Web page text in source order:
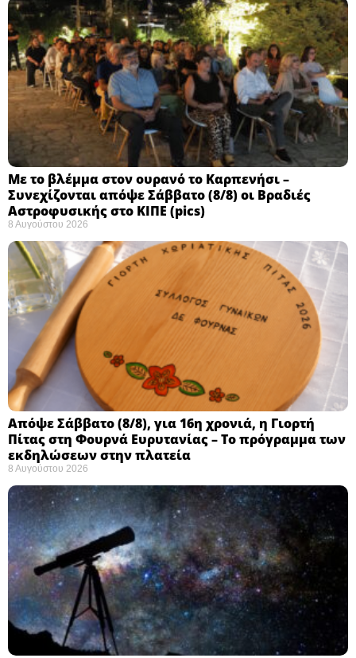
Με το βλέμμα στον ουρανό το Καρπενήσι –
Συνεχίζονται απόψε Σάββατο (8/8) οι Βραδιές
Αστροφυσικής στο ΚΙΠΕ (pics)
8 Αυγούστου 2026
Απόψε Σάββατο (8/8), για 16η χρονιά, η Γιορτή
Πίτας στη Φουρνά Ευρυτανίας – Το πρόγραμμα των
εκδηλώσεων στην πλατεία
8 Αυγούστου 2026